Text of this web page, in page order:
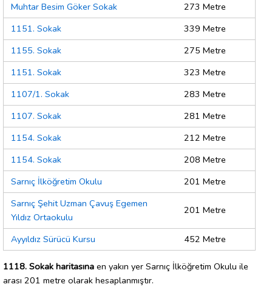
Muhtar Besim Göker Sokak
273 Metre
1151. Sokak
339 Metre
1155. Sokak
275 Metre
1151. Sokak
323 Metre
1107/1. Sokak
283 Metre
1107. Sokak
281 Metre
1154. Sokak
212 Metre
1154. Sokak
208 Metre
Sarnıç İlköğretim Okulu
201 Metre
Sarnıç Şehit Uzman Çavuş Egemen
Yıldız Ortaokulu
201 Metre
Ayyıldız Sürücü Kursu 452 Metre
1118. Sokak haritasına en yakın yer Sarnıç İlköğretim Okulu ile
arası 201 metre olarak hesaplanmıştır.